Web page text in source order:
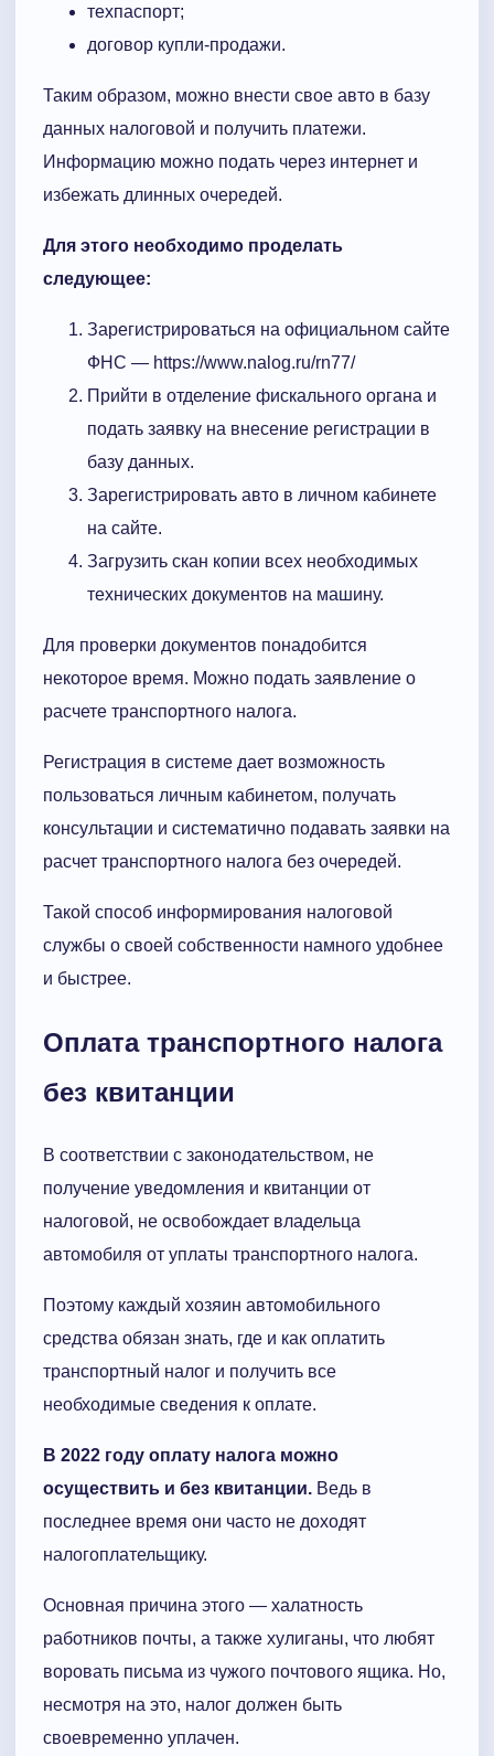
техпаспорт;
договор купли-продажи.
Таким образом, можно внести свое авто в базу
данных налоговой и получить платежи.
Информацию можно подать через интернет и
избежать длинных очередей.
Для этого необходимо проделать
следующее:
Зарегистрироваться на официальном сайте
ФНС — https://www.nalog.ru/rn77/
Прийти в отделение фискального органа и
подать заявку на внесение регистрации в
базу данных.
Зарегистрировать авто в личном кабинете
на сайте.
Загрузить скан копии всех необходимых
технических документов на машину.
Для проверки документов понадобится
некоторое время. Можно подать заявление о
расчете транспортного налога.
Регистрация в системе дает возможность
пользоваться личным кабинетом, получать
консультации и систематично подавать заявки на
расчет транспортного налога без очередей.
Такой способ информирования налоговой
службы о своей собственности намного удобнее
и быстрее.
Оплата транспортного налога
без квитанции
В соответствии с законодательством, не
получение уведомления и квитанции от
налоговой, не освобождает владельца
автомобиля от уплаты транспортного налога.
Поэтому каждый хозяин автомобильного
средства обязан знать, где и как оплатить
транспортный налог и получить все
необходимые сведения к оплате.
В 2022 году оплату налога можно
осуществить и без квитанции. Ведь в
последнее время они часто не доходят
налогоплательщику.
Основная причина этого — халатность
работников почты, а также хулиганы, что любят
воровать письма из чужого почтового ящика. Но,
несмотря на это, налог должен быть
своевременно уплачен.